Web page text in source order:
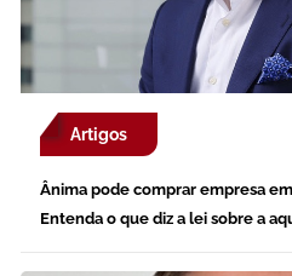
Artigos
Ânima pode comprar empresa
Entenda o que diz a lei sobre a